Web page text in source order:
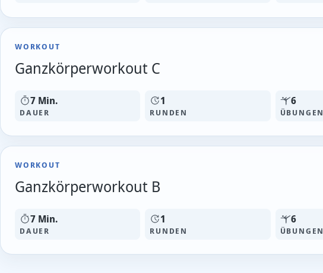
WORKOUT
Ganzkörperworkout C
7 Min.
DAUER
1
RUNDEN
6
ÜBUNGEN
WORKOUT
Ganzkörperworkout B
7 Min.
DAUER
1
RUNDEN
6
ÜBUNGEN